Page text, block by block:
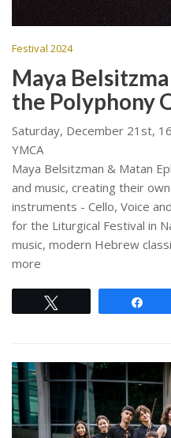
Festival 2024
Maya
the Polyphony
Saturday, December 21st,
YMCA
Maya Belsitzman & Matan
and music, creating their
instruments - Cello, Voice
for the Liturgical Festival in
music, modern Hebrew
more